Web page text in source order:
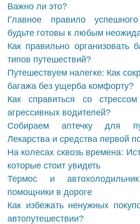
Важно ли это?
Главное правило
будьте готовы к любым
Как правильно организовать
типов путешествий?
Путешествуем налегке: Как
багажа без ущерба комфорту?
Как справиться со
агрессивных водителей?
Собираем аптечку для
Лекарства и средства первой
На колесах сквозь времена:
которые стоит увидеть
Термос и
помощники в дороге
Как избежать ненужных
автопутешествии?